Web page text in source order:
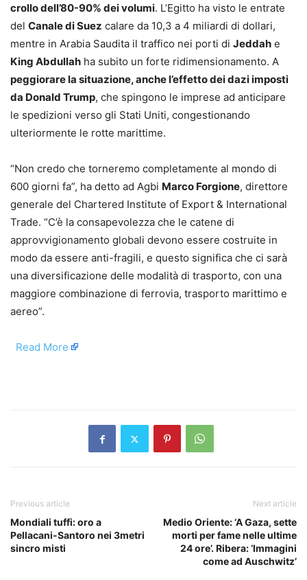
crollo dell’80-90% dei volumi. L’Egitto ha visto le entrate
del Canale di Suez calare da 10,3 a 4 miliardi di dollari,
mentre in Arabia Saudita il traffico nei porti di Jeddah e
King Abdullah ha subito un forte ridimensionamento. A
peggiorare la situazione, anche l’effetto dei dazi imposti
da Donald Trump, che spingono le imprese ad anticipare
le spedizioni verso gli Stati Uniti, congestionando
ulteriormente le rotte marittime.
“Non credo che torneremo completamente al mondo di
600 giorni fa”, ha detto ad Agbi Marco Forgione, direttore
generale del Chartered Institute of Export & International
Trade. “C’è la consapevolezza che le catene di
approvvigionamento globali devono essere costruite in
modo da essere anti-fragili, e questo significa che ci sarà
una diversificazione delle modalità di trasporto, con una
maggiore combinazione di ferrovia, trasporto marittimo e
aereo”.
Read More
Previous article
Mondiali tuffi: oro a
Pellacani-Santoro nei 3metri
sincro misti
Next article
Medio Oriente: ‘A Gaza, sette
morti per fame nelle ultime
24 ore’. Ribera: ‘Immagini
come ad Auschwitz’